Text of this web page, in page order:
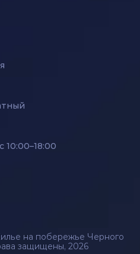
10:00–18:00
на побережье Черного
защищены, 2026